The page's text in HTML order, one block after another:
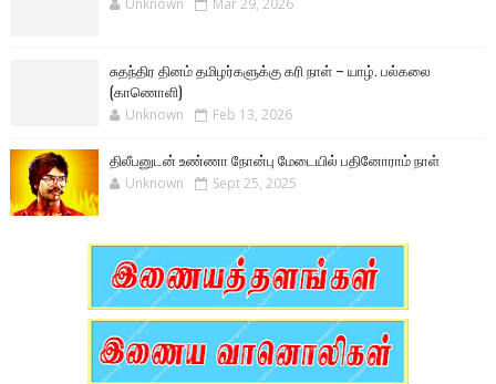
Unknown Mar 29, 2026
சுதந்திர தினம் தமிழர்களுக்கு கரி நாள் – யாழ். பல்கலை
(காணொளி)
Unknown Feb 13, 2026
திலீபனுடன் உண்ணா நோன்பு மேடையில் பதினோராம் நாள்
Unknown Sept 25, 2025